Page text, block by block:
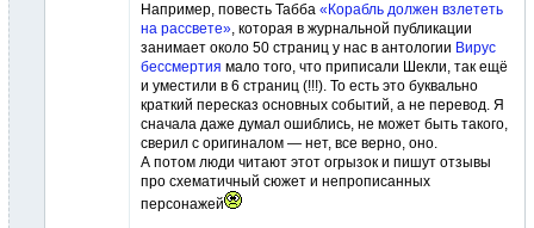
Например, повесть Табба «Корабль должен взлететь
на рассвете», которая в журнальной публикации
занимает около 50 страниц у нас в антологии Вирус
бессмертия мало того, что приписали Шекли, так ещё
и уместили в 6 страниц (!!!). То есть это буквально
краткий пересказ основных событий, а не перевод. Я
сначала даже думал ошиблись, не может быть такого,
сверил с оригиналом — нет, все верно, оно.
А потом люди читают этот огрызок и пишут отзывы
про схематичный сюжет и непрописанных
персонажей